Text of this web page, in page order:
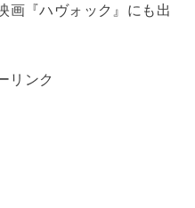
画『ハヴォック』にも出
リンク